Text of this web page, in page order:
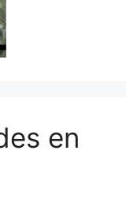
en